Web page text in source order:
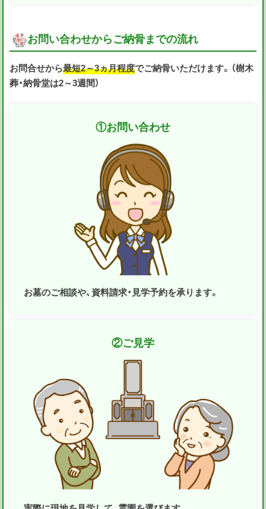
お問い合わせからご納骨までの流れ
お問合せから最短2～3ヵ月程度でご納骨いただけます。（樹木
葬・納骨堂は2～3週間）
①お問い合わせ
お墓のご相談や、資料請求・見学予約を承ります。
②ご見学